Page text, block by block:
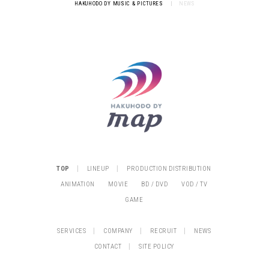
HAKUHODO DY MUSIC & PICTURES NEWS
TOP LINEUP
PRODUCTION DISTRIBUTION
ANIMATION
MOVIE BD / DVD
VOD / TV
GAME
SERVICES COMPANY RECRUIT
NEWS
CONTACT
SITE POLICY